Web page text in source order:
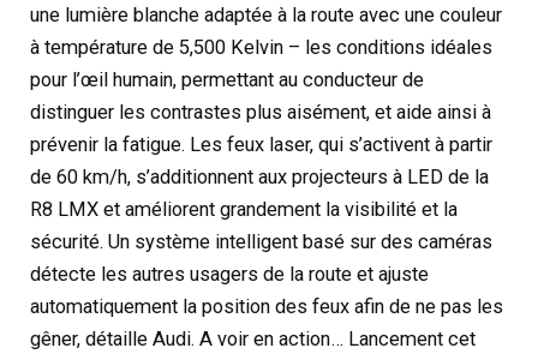
une lumière blanche adaptée à la route avec une couleur
à température de 5,500 Kelvin – les conditions idéales
pour l’œil humain, permettant au conducteur de
distinguer les contrastes plus aisément, et aide ainsi à
prévenir la fatigue. Les feux laser, qui s’activent à partir
de 60 km/h, s’additionnent aux projecteurs à LED de la
R8 LMX et améliorent grandement la visibilité et la
sécurité. Un système intelligent basé sur des caméras
détecte les autres usagers de la route et ajuste
automatiquement la position des feux afin de ne pas les
gêner, détaille Audi. A voir en action… Lancement cet